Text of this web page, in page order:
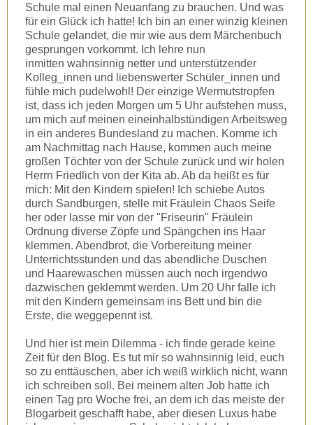
Schule mal einen Neuanfang zu brauchen. Und was
für ein Glück ich hatte! Ich bin an einer winzig kleinen
Schule gelandet, die mir wie aus dem Märchenbuch
gesprungen vorkommt. Ich lehre nun
inmitten wahnsinnig netter und unterstützender
Kolleg_innen und liebenswerter Schüler_innen und
fühle mich pudelwohl! Der einzige Wermutstropfen
ist, dass ich jeden Morgen um 5 Uhr aufstehen muss,
um mich auf meinen eineinhalbstündigen Arbeitsweg
in ein anderes Bundesland zu machen. Komme ich
am Nachmittag nach Hause, kommen auch meine
großen Töchter von der Schule zurück und wir holen
Herrn Friedlich von der Kita ab. Ab da heißt es für
mich: Mit den Kindern spielen! Ich schiebe Autos
durch Sandburgen, stelle mit Fräulein Chaos Seife
her oder lasse mir von der "Friseurin" Fräulein
Ordnung diverse Zöpfe und Spängchen ins Haar
klemmen. Abendbrot, die Vorbereitung meiner
Unterrichtsstunden und das abendliche Duschen
und Haarewaschen müssen auch noch irgendwo
dazwischen geklemmt werden. Um 20 Uhr falle ich
mit den Kindern gemeinsam ins Bett und bin die
Erste, die weggepennt ist.
Und hier ist mein Dilemma - ich finde gerade keine
Zeit für den Blog. Es tut mir so wahnsinnig leid, euch
so zu enttäuschen, aber ich weiß wirklich nicht, wann
ich schreiben soll. Bei meinem alten Job hatte ich
einen Tag pro Woche frei, an dem ich das meiste der
Blogarbeit geschafft habe, aber diesen Luxus habe